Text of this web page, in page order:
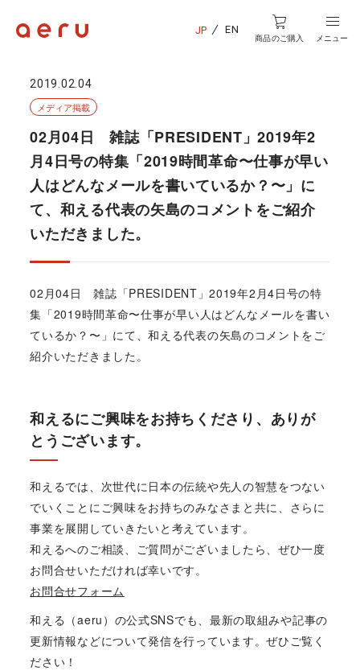
JP EN
商品のご購入 メニュー
2019.02.04
メディア掲載
02月04日 雑誌「PRESIDENT」2019年2
月4日号の特集「2019時間革命〜仕事が早い
人はどんなメールを書いているか？〜」に
て、和える代表の矢島のコメントをご紹介
いただきました。
02月04日 雑誌「PRESIDENT」2019年2月4日号の特
集「2019時間革命〜仕事が早い人はどんなメールを書い
ているか？〜」にて、和える代表の矢島のコメントをご
紹介いただきました。
和えるにご興味をお持ちくださり、ありが
とうございます。
和えるでは、次世代に日本の伝統や先人の智慧をつない
でいくことにご興味をお持ちのみなさまと共に、さらに
事業を展開していきたいと考えています。
和えるへのご相談、ご質問がございましたら、ぜひ一度
お問合せいただければ幸いです。
お問合せフォーム
和える（aeru）の公式SNSでも、最新の取組みや記事の
更新情報などについて発信を行っています。ぜひご覧く
ださい！